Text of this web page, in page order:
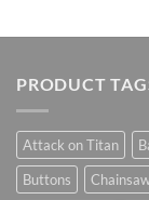
PRODUCT
Attack on Titan
Buttons